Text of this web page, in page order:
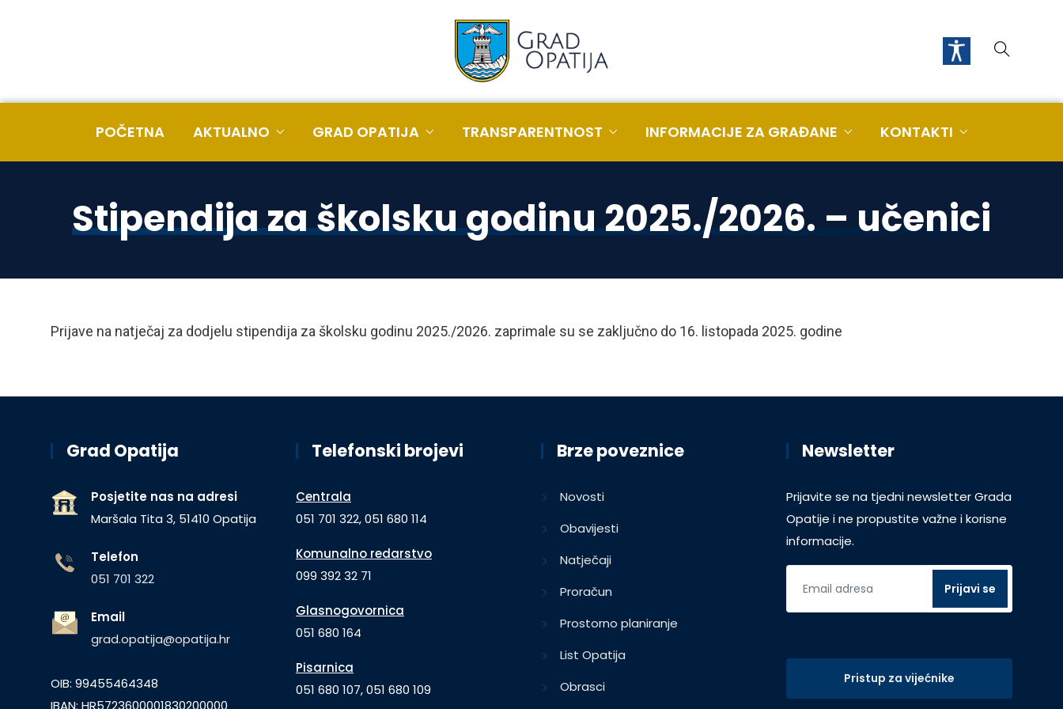
POČETNA AKTUALNO GRAD OPATIJA TRANSPARENTNOST INFORMACIJE ZA GRAĐANE KONTAKTI
Stipendija za školsku godinu 2025./2026. – učenici
Prijave na natječaj za dodjelu stipendija za školsku godinu 2025./2026. zaprimale su se zaključno do 16. listopada 2025. godine
Grad Opatija
Posjetite nas na adresi
Maršala Tita 3, 51410 Opatija
Telefon
051 701 322
Email
grad.opatija@opatija.hr
OIB: 99455464348
IBAN: HR5723600001830200000
Telefonski brojevi
Centrala
051 701 322, 051 680 114
Komunalno redarstvo
099 392 32 71
Glasnogovornica
051 680 164
Pisarnica
051 680 107, 051 680 109
Brze poveznice
Novosti
Obavijesti
Natječaji
Proračun
Prostorno planiranje
List Opatija
Obrasci
Newsletter
Prijavite se na tjedni newsletter Grada
Opatije i ne propustite važne i korisne
informacije.
Pristup za vijećnike